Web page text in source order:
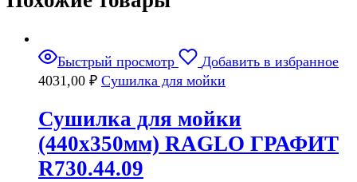
Быстрый просмотр
Добавить в избранное
4031,00 ₽ Сушилка для мойки
Сушилка для мойки
(440х350мм) RAGLO ГРАФИТ
R730.44.09